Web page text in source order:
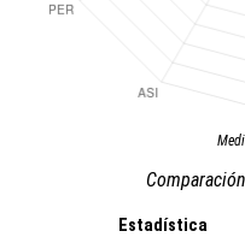
Estadística